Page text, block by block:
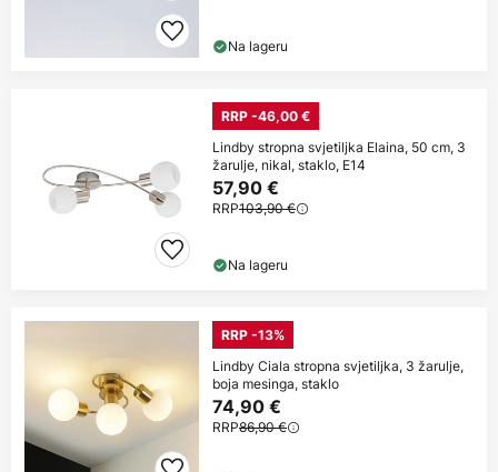
Na lageru
RRP -46,00 €
Lindby stropna svjetiljka Elaina, 50 cm, 3
žarulje, nikal, staklo, E14
57,90 €
RRP103,90 €
Na lageru
RRP -13%
Lindby Ciala stropna svjetiljka, 3 žarulje,
boja mesinga, staklo
74,90 €
RRP86,90 €